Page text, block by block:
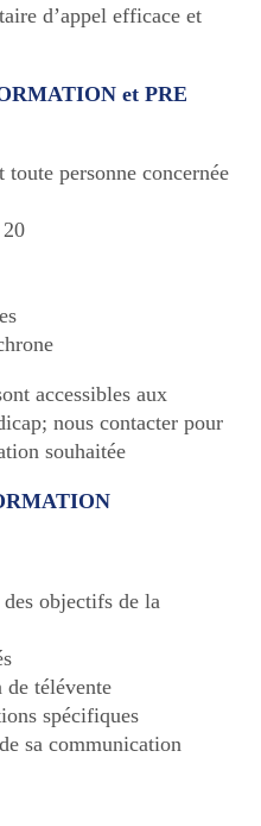
d’appel efficace et
et PRE
personne concernée
accessibles aux
nous contacter pour
souhaitée
objectifs de la
de télévente
spécifiques
sa communication